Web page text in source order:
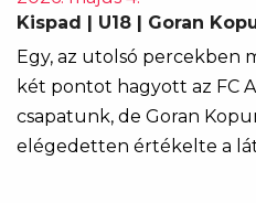
Kispad | U18 | Goran
Egy, az utolsó
két pontot hagyott az FC
csapatunk, de Goran
elégedetten értékelte a